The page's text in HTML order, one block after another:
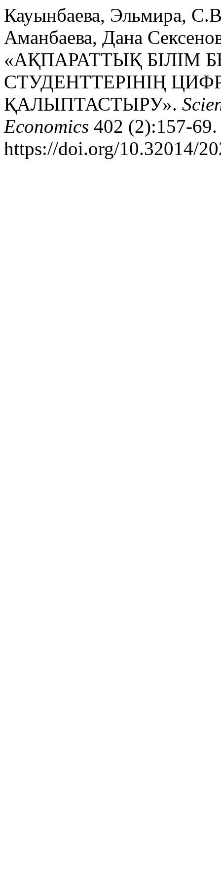
Кауынбаева, Эльмира,
Аманбаева, Дана
«АҚПАРАТТЫҚ БІЛІМ
СТУДЕНТТЕРІНІҢ
ҚАЛЫПТАСТЫРУ».
Economics 402 (2):157-69.
https://doi.org/10.32014/